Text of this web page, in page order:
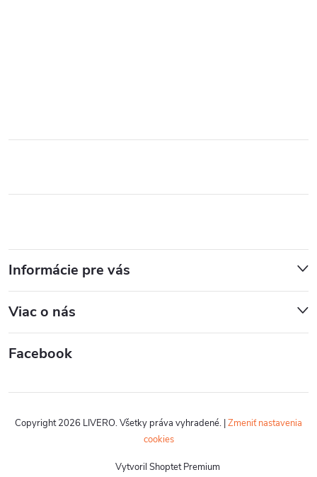
Informácie pre vás
Viac o nás
Facebook
Vytvoril Shoptet Premium
Copyright 2026 LIVERO. Všetky práva vyhradené. |Zmeniť nastavenia
cookies